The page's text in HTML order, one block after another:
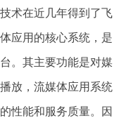
术在近几年得到了飞
应用的核心系统，是
。其主要功能是对媒
放，流媒体应用系统
性能和服务质量。因